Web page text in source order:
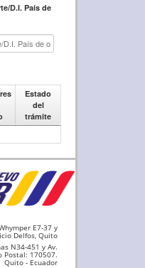
D.I. País de
Estado
del
trámite
E7-37 y
Delfos, Quito
N34-451 y Av.
Postal: 170507.
Quito - Ecuador